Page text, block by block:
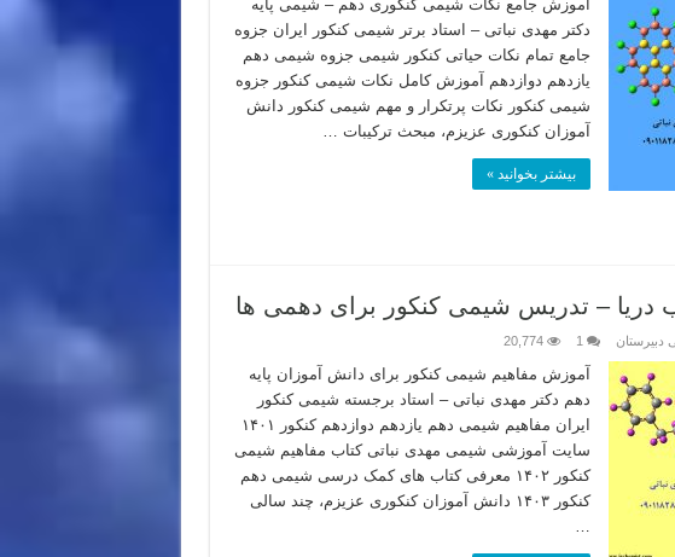
آموزش جامع نکات شیمی کنکوری دهم – شیمی پایه
دکتر مهدی نباتی – استاد برتر شیمی کنکور ایران جزوه
جامع تمام نکات حیاتی کنکور شیمی جزوه شیمی دهم
یازدهم دوازدهم آموزش کامل نکات شیمی کنکور جزوه
شیمی کنکور نکات پرتکرار و مهم شیمی کنکور دانش
آموزان کنکوری عزیزم، مبحث ترکیبات …
بیشتر بخوانید »
دریا – تدریس شیمی کنکور برای دهمی ها
دبیرستان 1
20,774
آموزش مفاهیم شیمی کنکور برای دانش آموزان پایه
دهم دکتر مهدی نباتی – استاد برجسته شیمی کنکور
ایران مفاهیم شیمی دهم یازدهم دوازدهم کنکور ۱۴۰۱
سایت آموزشی شیمی مهدی نباتی کتاب مفاهیم شیمی
کنکور ۱۴۰۲ معرفی کتاب های کمک درسی شیمی دهم
کنکور ۱۴۰۳ دانش آموزان کنکوری عزیزم، چند سالی
…